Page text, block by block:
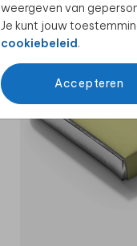
weergeven van
Je kunt jouw
cookiebeleid.
Accepteren